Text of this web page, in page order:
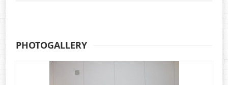
PHOTOGALLERY